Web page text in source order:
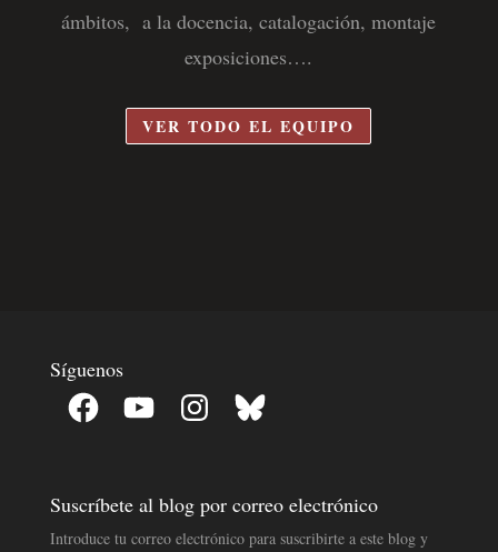
ámbitos, a la docencia, catalogación, montaje
exposiciones….
VER TODO EL EQUIPO
Síguenos
Facebook YouTube InstagramBluesky
Suscríbete al blog por correo electrónico
Introduce tu correo electrónico para suscribirte a este blog y